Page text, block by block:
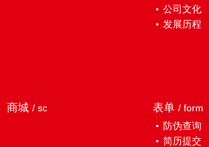
公司文化
发展历程
商城 / sc 表单 / form
防伪查询
简历提交